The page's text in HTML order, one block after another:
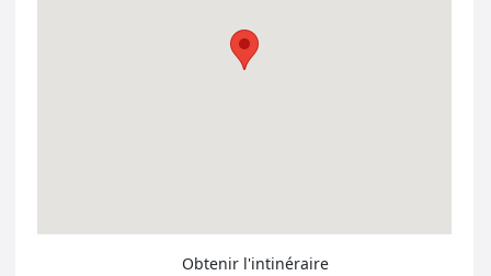
Obtenir l'intinéraire